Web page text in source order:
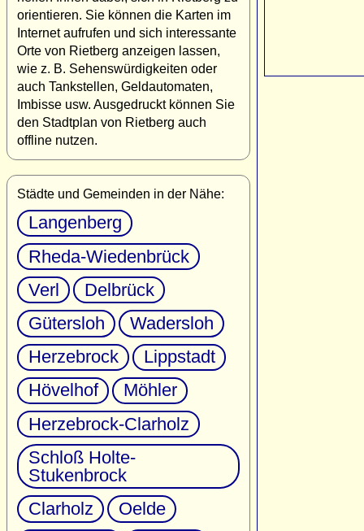
orientieren. Sie können die Karten im
Internet aufrufen und sich interessante
Orte von Rietberg anzeigen lassen,
wie z. B. Sehenswürdigkeiten oder
auch Tankstellen, Geldautomaten,
Imbisse usw. Ausgedruckt können Sie
den Stadtplan von Rietberg auch
offline nutzen.
Städte und Gemeinden in der Nähe:
Langenberg
Rheda-Wiedenbrück
Verl
Delbrück
Gütersloh
Wadersloh
Herzebrock
Lippstadt
Hövelhof
Möhler
Herzebrock-Clarholz
Schloß Holte-
Stukenbrock
Clarholz
Oelde